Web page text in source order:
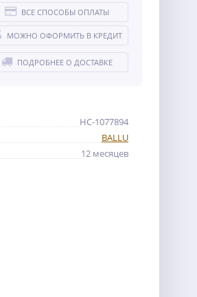
ВСЕ СПОСОБЫ ОПЛАТЫ
МОЖНО ОФОРМИТЬ В КРЕДИТ
ПОДРОБНЕЕ О ДОСТАВКЕ
НС-1077894
BALLU
12 месяцев